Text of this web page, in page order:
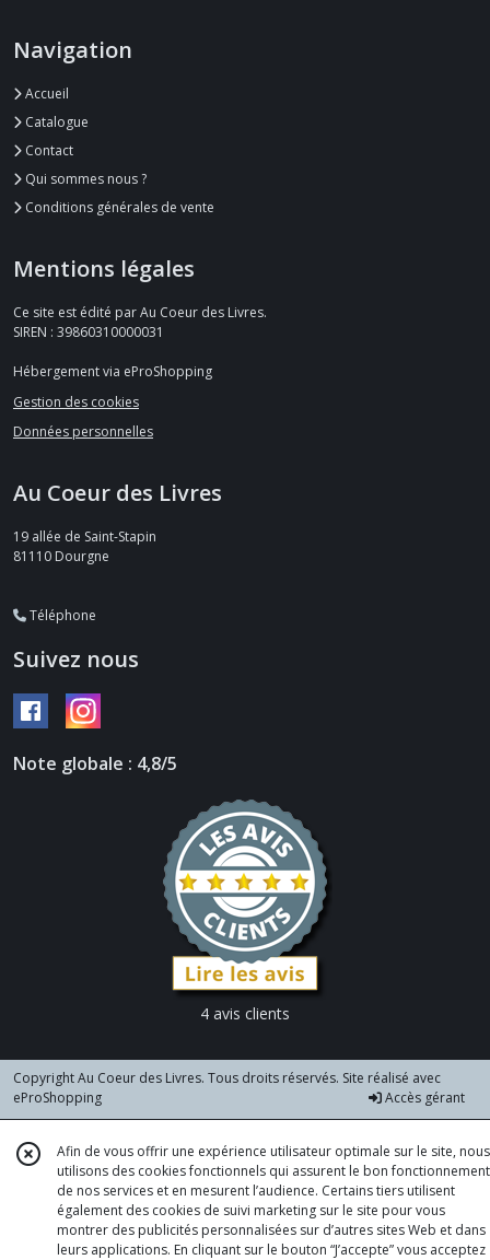
Navigation
Accueil
Catalogue
Contact
Qui sommes nous ?
Conditions générales de vente
Mentions légales
Ce site est édité par Au Coeur des Livres.
SIREN : 39860310000031
Hébergement via eProShopping
Gestion des cookies
Données personnelles
Au Coeur des Livres
19 allée de Saint-Stapin
81110 Dourgne
Téléphone
Suivez nous
Note globale : 4,8/5
4 avis clients
Copyright Au Coeur des Livres. Tous droits réservés. Site réalisé avec
eProShopping
Accès gérant
Afin de vous offrir une expérience utilisateur optimale sur le site, nous
utilisons des cookies fonctionnels qui assurent le bon fonctionnement
de nos services et en mesurent l’audience. Certains tiers utilisent
également des cookies de suivi marketing sur le site pour vous
montrer des publicités personnalisées sur d’autres sites Web et dans
leurs applications. En cliquant sur le bouton “J’accepte” vous acceptez